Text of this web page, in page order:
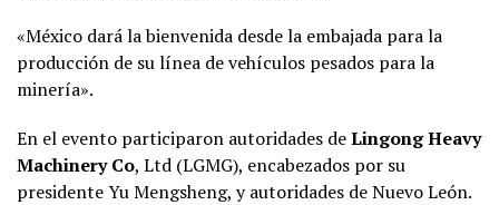
«México dará la bienvenida desde la embajada para la
producción de su línea de vehículos pesados para la
minería».
En el evento participaron autoridades deLingong Heavy
Machinery Co, Ltd (LGMG), encabezados por su
presidente Yu Mengsheng, y autoridades de Nuevo León.